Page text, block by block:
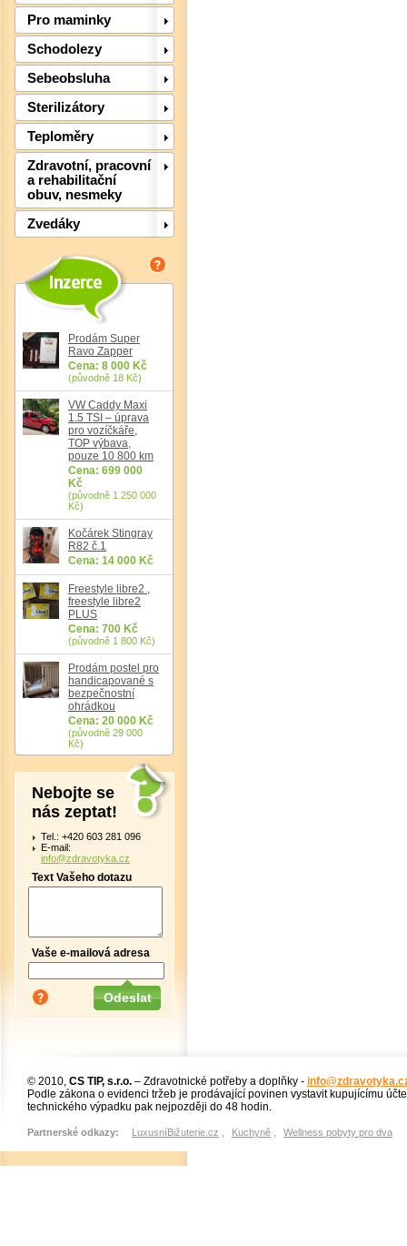
Pro maminky
Schodolezy
Sebeobsluha
Sterilizátory
Teploměry
Zdravotní, pracovní
a rehabilitační
obuv, nesmeky
Zvedáky
Prodám Super
Ravo Zapper
Cena: 8 000 Kč
(původně 18 Kč)
VW Caddy Maxi
1.5 TSI – úprava
pro vozíčkáře,
TOP výbava,
pouze 10 800 km
Cena: 699 000
Kč
(původně 1 250 000
Kč)
Kočárek Stingray
R82 č.1
Cena: 14 000 Kč
Freestyle libre2 ,
freestyle libre2
PLUS
Cena: 700 Kč
(původně 1 800 Kč)
Prodám postel pro
handicapované s
bezpečnostní
ohrádkou
Cena: 20 000 Kč
(původně 29 000
Kč)
Nebojte se
nás zeptat!
Tel.: +420 603 281 096
E-mail:
info@zdravotyka.cz
Text Vašeho dotazu
Vaše e-mailová adresa
© 2010, CS TIP, s.r.o. – Zdravotnické potřeby a doplňky -
Podle zákona o evidenci tržeb je prodávající povinen vystavit kupujícímu
technického výpadku pak nejpozději do 48 hodin.
Partnerské odkazy: LuxusníBižuterie.cz Kuchyně Wellness pobyty pro dva